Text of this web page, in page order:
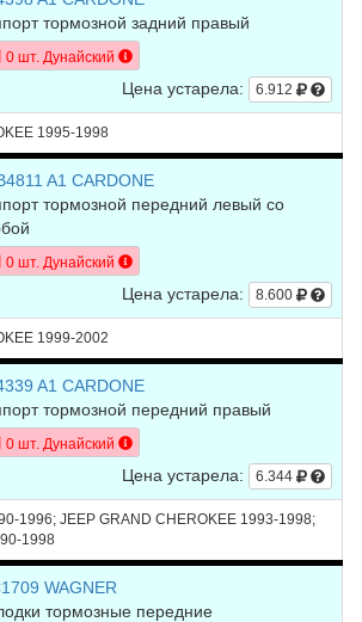
тормозной задний правый
0 шт. Дунайский
Цена устарела: 6.912
1995-1998
A1 CARDONE
тормозной передний левый со
0 шт. Дунайский
Цена устарела: 8.600
1999-2002
A1 CARDONE
тормозной передний правый
0 шт. Дунайский
Цена устарела: 6.344
1996; JEEP GRAND CHEROKEE 1993-1998;
1998
WAGNER
тормозные передние